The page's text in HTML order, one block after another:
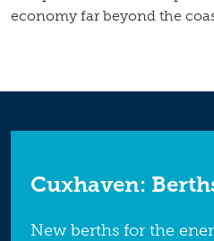
economy far beyond the
Cuxhaven:
New berths for the